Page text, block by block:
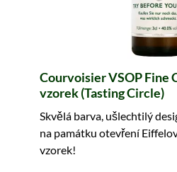
Courvoisier VSOP Fine
vzorek (Tasting Circle)
Skvělá barva, ušlechtilý
na památku otevření
vzorek!